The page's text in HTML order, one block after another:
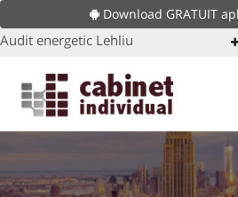
Download GRATUIT
Audit energetic Lehliu